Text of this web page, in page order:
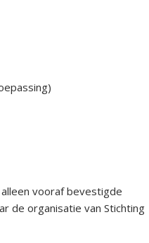
vooraf bevestigde
de organisatie van Stichting